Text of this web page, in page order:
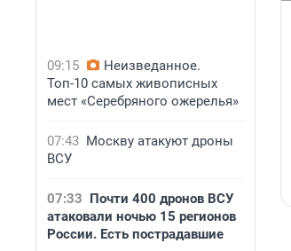
09:15
Неизведанное.
Топ-10 самых живописных
мест «Серебряного ожерелья»
07:43 Москву атакуют дроны
ВСУ
07:33 Почти 400 дронов ВСУ
атаковали ночью 15 регионов
России. Есть пострадавшие